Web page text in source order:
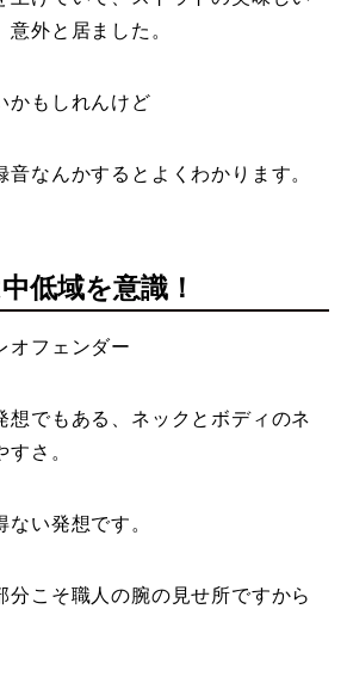
外と居ました。
かもしれんけど
音なんかするとよくわかります。
低域を意識！
オフェンダー
想でもある、ネックとボディのネ
さ。
い発想です。
分こそ職人の腕の見せ所ですから